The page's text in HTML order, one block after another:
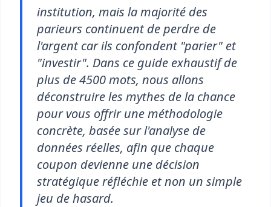
institution, mais la majorité des
parieurs continuent de perdre de
l'argent car ils confondent "parier" et
"investir". Dans ce guide exhaustif de
plus de 4500 mots, nous allons
déconstruire les mythes de la chance
pour vous offrir une méthodologie
concrète, basée sur l'analyse de
données réelles, afin que chaque
coupon devienne une décision
stratégique réfléchie et non un simple
jeu de hasard.